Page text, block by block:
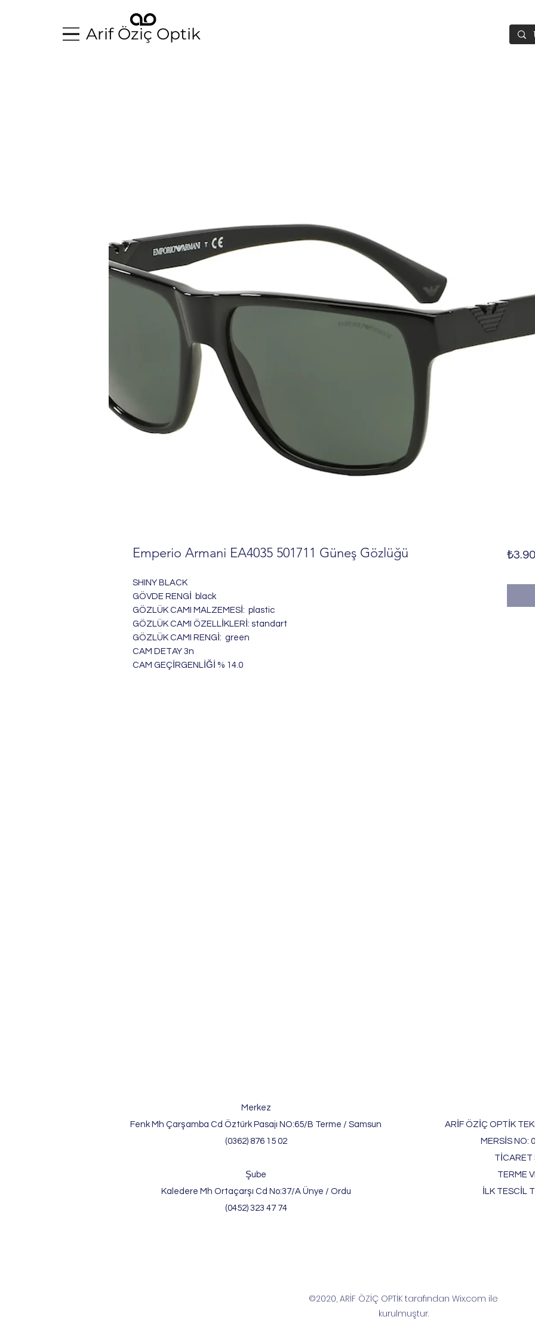
Arif Öziç Optik
Arif Öziç Optik
Emperio Armani EA4035 501711 Güneş Gözlüğü
SHINY BLACK
GÖVDE RENGİ black
GÖZLÜK CAMI MALZEMESİ: plastic
GÖZLÜK CAMI ÖZELLİKLERİ: standart
GÖZLÜK CAMI RENGİ: green
CAM DETAY 3n
CAM GEÇİRGENLİĞİ % 14.0
Merkez
Fenk Mh Çarşamba Cd Öztürk Pasajı NO:65/B Terme / Samsun
(0362) 876 15 02
Şube
Kaledere Mh Ortaçarşı Cd No:37/A Ünye / Ordu
(0452) 323 47 74
ARİF ÖZİÇ OPTİK
MERSİS NO:
TİCARET
TERME
İLK TESCİL
©2020, ARİF ÖZİÇ OPTİK tarafından Wix.com ile
kurulmuştur.